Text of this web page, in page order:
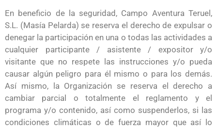
En beneficio de la seguridad, Campo Aventura Teruel,
S.L. (Masía Pelarda) se reserva el derecho de expulsar o
denegar la participación en una o todas las actividades a
cualquier participante / asistente / expositor y/o
visitante que no respete las instrucciones y/o pueda
causar algún peligro para él mismo o para los demás.
Así mismo, la Organización se reserva el derecho a
cambiar parcial o totalmente el reglamento y el
programa y/o contenido, así como suspenderlos, si las
condiciones climáticas o de fuerza mayor que así lo